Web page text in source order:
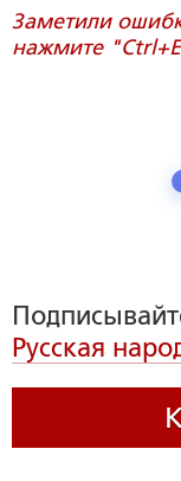
Заметили
нажмите
Русская